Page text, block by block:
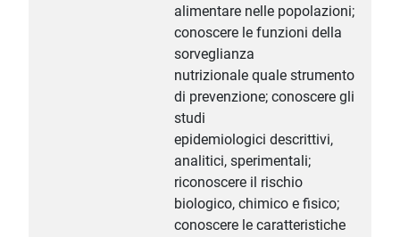
alimentare nelle popolazioni;
conoscere le funzioni della
sorveglianza
nutrizionale quale strumento
di prevenzione; conoscere gli
studi
epidemiologici descrittivi,
analitici, sperimentali;
riconoscere il rischio
biologico, chimico e fisico;
conoscere le caratteristiche